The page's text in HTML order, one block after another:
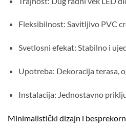
Fleksibilnost: Savitljivo PVC
Svetlosni efekat: Stabilno i
Upotreba: Dekoracija terasa,
Instalacija: Jednostavno
Minimalistički dizajn i